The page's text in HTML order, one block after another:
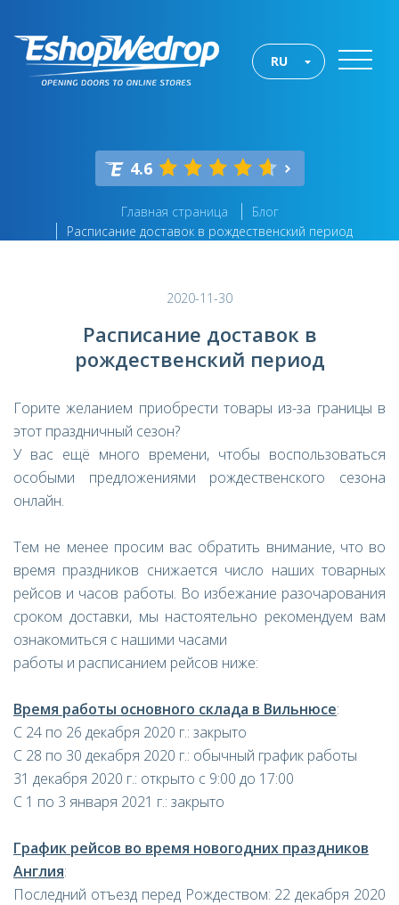
RU
4.6
Главная страница
Блог
Расписание доставок в рождественский период
2020-11-30
Расписание доставок в
рождественский период
Горите желанием приобрести товары из-за границы в
этот праздничный сезон?
У вас ещё много времени, чтобы воспользоваться
особыми предложениями рождественского сезона
онлайн.
Тем не менее просим вас обратить внимание, что во
время праздников снижается число наших товарных
рейсов и часов работы. Во избежание разочарования
сроком доставки, мы настоятельно рекомендуем вам
ознакомиться с нашими часами
работы и расписанием рейсов ниже:
Время работы основного склада в Вильнюсе:
С 24 по 26 декабря 2020 г.: закрыто
С 28 по 30 декабря 2020 г.: обычный график работы
31 декабря 2020 г.: открыто с 9:00 до 17:00
С 1 по 3 января 2021 г.: закрыто
График рейсов во время новогодних праздников
Англия:
Последний отъезд перед Рождеством: 22 декабря 2020